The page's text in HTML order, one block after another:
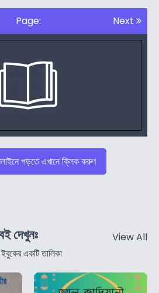
Page: Next
পড়তে এখানে ক্লিক করুণ
দেখুনঃ
একটি তালিকা
View All